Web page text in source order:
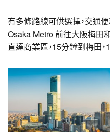
有多條路線可供選擇，交通
Osaka Metro 前往大阪梅田
直達商業區，15分鐘到梅田，